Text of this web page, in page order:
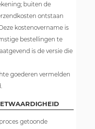
buiten de
ontstaan
kostenovername is
bestellingen te
is de versie die
goederen vermelden
getoonde